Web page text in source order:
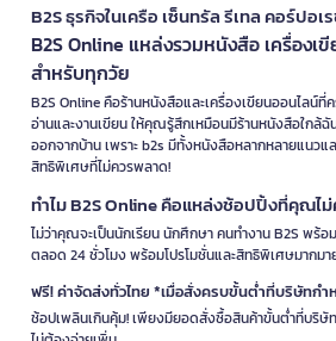
B2S ธุรกิจในเครือ เซ็นทรัล รีเทล คอร์ปอ
B2S Online แหล่งรวมหนังสือ เครื่องเ
สำหรับทุกวัย
B2S Online คือร้านหนังสือและเครื่องเขียนออนไลน์
อ่านและงานเขียน ให้คุณรู้สึกเหมือนมีร้านหนังสือใกล้
ออกจากบ้าน เพราะ b2s มีทั้งหนังสือหลากหลายแนว
สิทธิพิเศษที่ไม่ควรพลาด!
ทำไม B2S Online คือแหล่งช้อปปิ้งที่คุณไ
ไม่ว่าคุณจะเป็นนักเรียน นักศึกษา คนทำงาน B2S พ
ตลอด 24 ชั่วโมง พร้อมโปรโมชั่นและสิทธิพิเศษมากมา
ฟรี! ค่าจัดส่งทั่วไทย *เมื่อสั่งครบขั้นต่ำที่บริษัทกำ
ช้อปเพลินเกินคุ้ม! เพียงมียอดสั่งซื้อสินค้าขั้นต่ำที่บริ